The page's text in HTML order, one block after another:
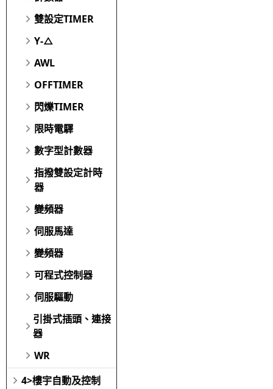
雙設定TIMER
Y-△
AWL
OFFTIMER
閃爍TIMER
限時電驛
數字型計數器
指撥雙設定計時
器
變頻器
伺服馬達
變頻器
可程式控制器
伺服驅動
引掛式插頭、連接
器
WR
4>樓宇自動及控制